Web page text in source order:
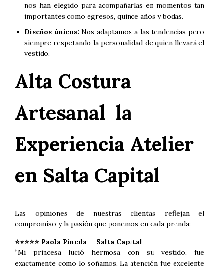
nos han elegido para acompañarlas en momentos tan
importantes como egresos, quince años y bodas.
Diseños únicos: Nos adaptamos a las tendencias pero
siempre respetando la personalidad de quien llevará el
vestido.
Alta Costura
Artesanal la
Experiencia Atelier
en Salta Capital
Las opiniones de nuestras clientas reflejan el
compromiso y la pasión que ponemos en cada prenda:
⭐⭐⭐⭐⭐ Paola Pineda — Salta Capital
“Mi princesa lució hermosa con su vestido, fue
exactamente como lo soñamos. La atención fue excelente